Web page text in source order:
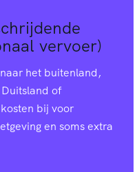
vervoer)
het buitenland,
of
bij voor
en soms extra